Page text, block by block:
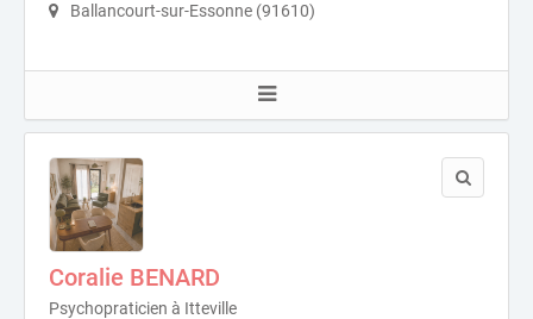
Ballancourt-sur-Essonne (91610)
Coralie BENARD
Psychopraticien à Itteville